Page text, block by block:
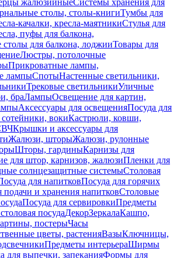
жалюзийныеСистемы хранения для
столы, столы-книгиТумбы для
качалки, кресла-маятникиСтулья для
пуфы для балкона,
для балкона, лоджииТовары для
Люстры, потолочные
Прикроватные лампы,
лампыСпотыНастенные светильники,
Трековые светильникиУличные
браЛампыОсвещение для картин,
Аксессуары для освещенияПосуда для
вокиКастрюли, ковши,
Крышки и аксессуары для
Жалюзи, шторыЖалюзи, рулонные
Шторы, гардиныКарнизы для
для штор, карнизов, жалюзиПленки для
солнцезащитные системыСтоловая
для напитковПосуда для горячих
подачи и хранения напитковСтоловые
Посуда для сервировкиПредметы
посудаДекорЗеркалаКашпо,
постерыЧасы
цветы, растенияВазыКлючницы,
Предметы интерьераШирмы
для выпечки, запеканияФормы для